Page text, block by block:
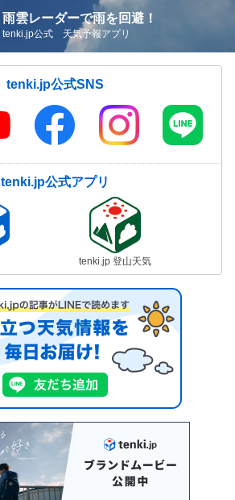
雨雲レーダーで雨を回避！
tenki.jp公式 天気予報アプリ
tenki.jp公式SNS
tenki.jp公式アプリ
tenki.jp 登山天気